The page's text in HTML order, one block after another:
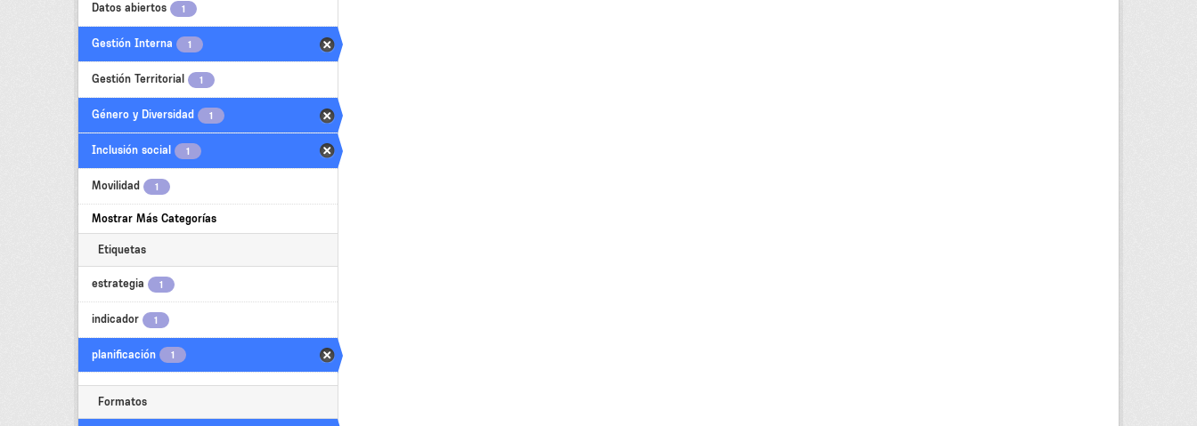
Datos abiertos 1
Gestión Interna 1
Gestión Territorial 1
Género y Diversidad 1
Inclusión social 1
Movilidad 1
Mostrar Más Categorías
Etiquetas
estrategia 1
indicador 1
planificación 1
Formatos